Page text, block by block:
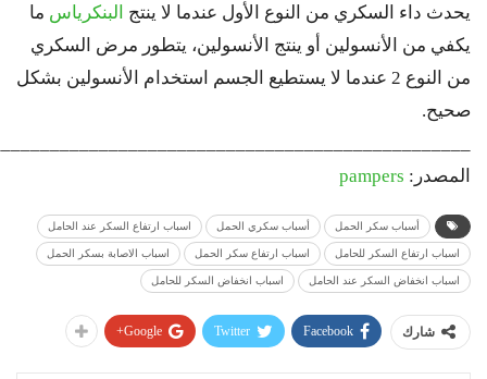
يحدث داء السكري من النوع الأول عندما لا ينتج البنكرياس ما
يكفي من الأنسولين أو ينتج الأنسولين، يتطور مرض السكري
من النوع 2 عندما لا يستطيع الجسم استخدام الأنسولين بشكل
صحيح.
المصدر: pampers
أسباب سكر الحمل أسباب سكري الحمل اسباب ارتفاع السكر عند الحامل
اسباب ارتفاع السكر للحامل اسباب ارتفاع سكر الحمل اسباب الاصابة بسكر الحمل
اسباب انخفاض السكر عند الحامل اسباب انخفاض السكر للحامل
شارك Facebook
Twitter
Google+